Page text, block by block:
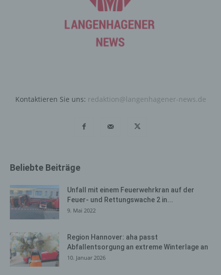
Kontaktieren Sie uns: redaktion@langenhagener-news.de
Beliebte Beiträge
Unfall mit einem Feuerwehrkran auf der
Feuer- und Rettungswache 2 in...
9. Mai 2022
Region Hannover: aha passt
Abfallentsorgung an extreme Winterlage an
10. Januar 2026
um letztlich ein optimales Schutzniveau für die von uns
verarbeiteten personenbezogenen Daten
werden getrennt von allen durch eine betroffene Person
unter Angabe von personenbezogenen Daten zu
die für die Registrierung verwendet wird. Die von der
Daten werden ausschließlich für die interne Verwendung
bei dem für die Verarbeitung Verantwortlichen und für
eigene Zwecke erhoben und gespeichert. Der für die
einen oder mehrere Auftragsverarbeiter, beispielsweise
einen Paketdienstleister, veranlassen, der die
personenbezogenen Daten ebenfalls ausschließlich für
eine interne Verwendung, die dem für die Verarbeitung